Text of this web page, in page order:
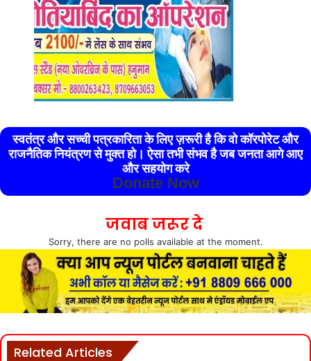
स्वतंत्र और सच्ची पत्रकारिता के लिए ज़रूरी है कि वो कॉरपोरेट और
राजनैतिक नियंत्रण से मुक्त हो। ऐसा तभी संभव है जब जनता आगे आए
और सहयोग करे
Donate Now
जवाब जरूर दे
Sorry, there are no polls available at the moment.
Related Articles